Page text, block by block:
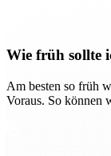
Wie früh sollte
Am besten so früh
Voraus. So können